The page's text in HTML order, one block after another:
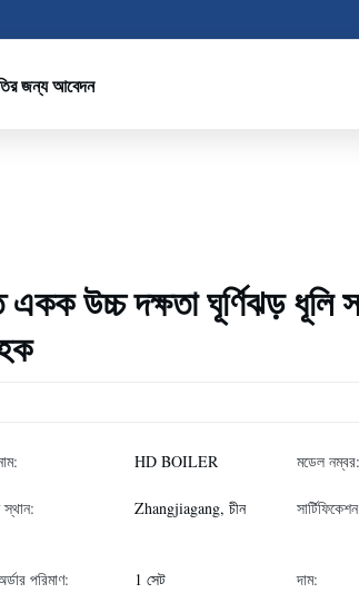
জন্য আবেদন
উচ্চ দক্ষতা ঘূর্ণিঝড় ধূলি
HD BOILER মডেল নম্বর:
Zhangjiagang, চীন
পরিমাণ: 1 সেট দাম: